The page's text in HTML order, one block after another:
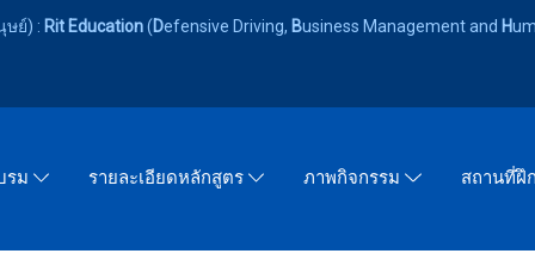
ย์) : Rit Education(Defensive Driving, Business Management and H
รม รายละเอียดหลักสูตร ภาพกิจกรรม สถานที่ฝึ